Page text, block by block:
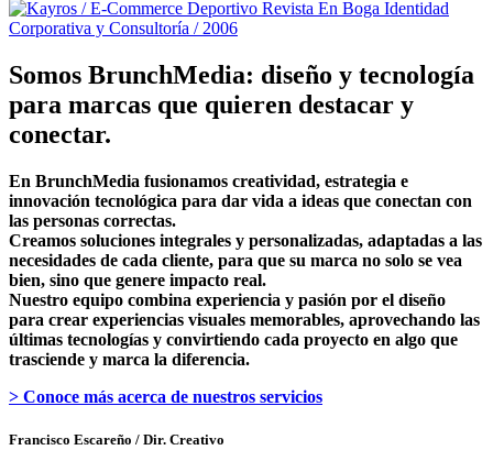
Revista En Boga Identidad
Corporativa y Consultoría / 2006
Somos BrunchMedia: diseño y tecnología
para marcas que quieren destacar y
conectar.
En BrunchMedia fusionamos creatividad, estrategia e
innovación tecnológica para dar vida a ideas que conectan con
las personas correctas.
Creamos soluciones integrales y personalizadas, adaptadas a las
necesidades de cada cliente, para que su marca no solo se vea
bien, sino que genere impacto real.
Nuestro equipo combina experiencia y pasión por el diseño
para crear experiencias visuales memorables, aprovechando las
últimas tecnologías y convirtiendo cada proyecto en algo que
trasciende y marca la diferencia.
> Conoce más acerca de nuestros servicios
Francisco Escareño / Dir. Creativo